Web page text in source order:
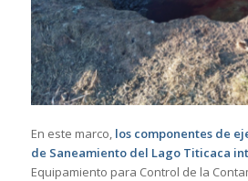
En este marco, los componentes de
de Saneamiento del Lago Titicaca
Equipamiento para Control de la